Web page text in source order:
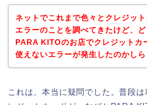
ネットでこれまで色々とクレジット
エラーのことを調べてきたけど、
PARA KITOのお店でクレジットカ
使えないエラーが発生したのかしら
これは、本当に疑問でした。普段は